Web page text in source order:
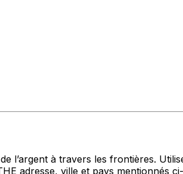
l’argent à travers les frontières.
adresse, ville et pays mentionnés